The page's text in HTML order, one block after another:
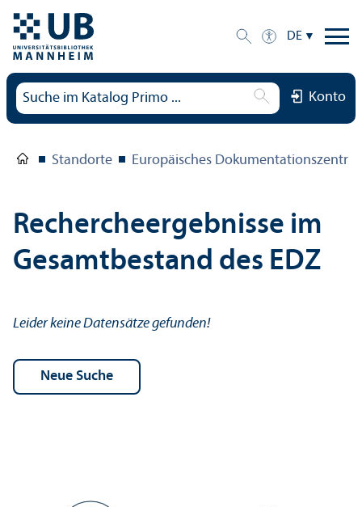
DE
Konto
Standorte Europäisches
Rechercheergebnisse im
Gesamtbestand des EDZ
Leider keine Datensätze gefunden!